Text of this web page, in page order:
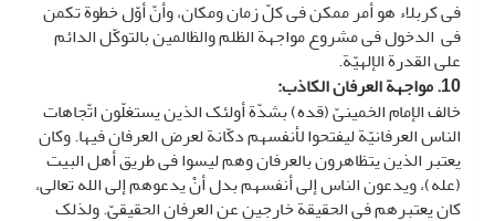
فی کربلاء هو أمر ممکن فی کلّ زمان ومکان، وأنّ أوّل خطوة تکمن
فی الدخول فی مشروع مواجهة الظلم والظالمین بالتوکّل الدائم
على القدرة الإلهیّة.
10. مواجهة العرفان الکاذب:
خالف الإمام الخمینیّ (قده) بشدّة أولئک الذین یستغلّون اتّجاهات
الناس العرفانیّة لیفتحوا لأنفسهم دکّانة لعرض العرفان فیها. وکان
یعتبر الذین یتظاهرون بالعرفان وهم لیسوا فی طریق أهل البیت
(عله)، ویدعون الناس إلى أنفسهم بدل أنْ یدعوهم إلى الله تعالى،
کان یعتبرهم فی الحقیقة خارجین عن العرفان الحقیقیّ. ولذلک